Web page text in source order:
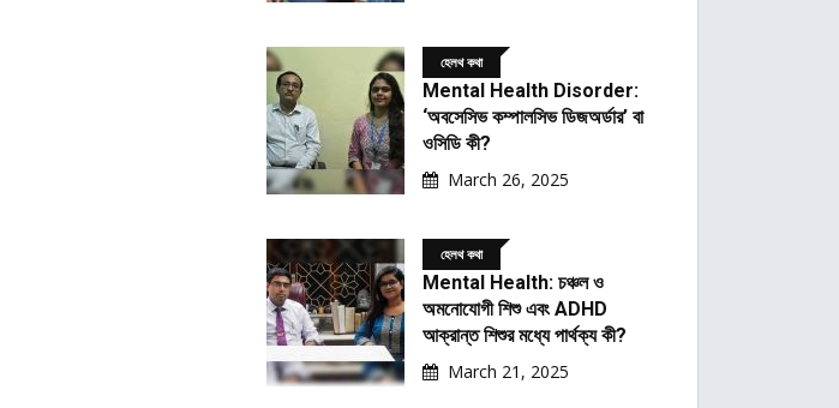
হেলথ কথা
Mental Health Disorder:
‘অবসেসিভ কম্পালসিভ ডিজঅর্ডার’ বা
ওসিডি কী?
March 26, 2025
হেলথ কথা
Mental Health: চঞ্চল ও
অমনোযোগী শিশু এবং ADHD
আক্রান্ত শিশুর মধ্যে পার্থক্য কী?
March 21, 2025